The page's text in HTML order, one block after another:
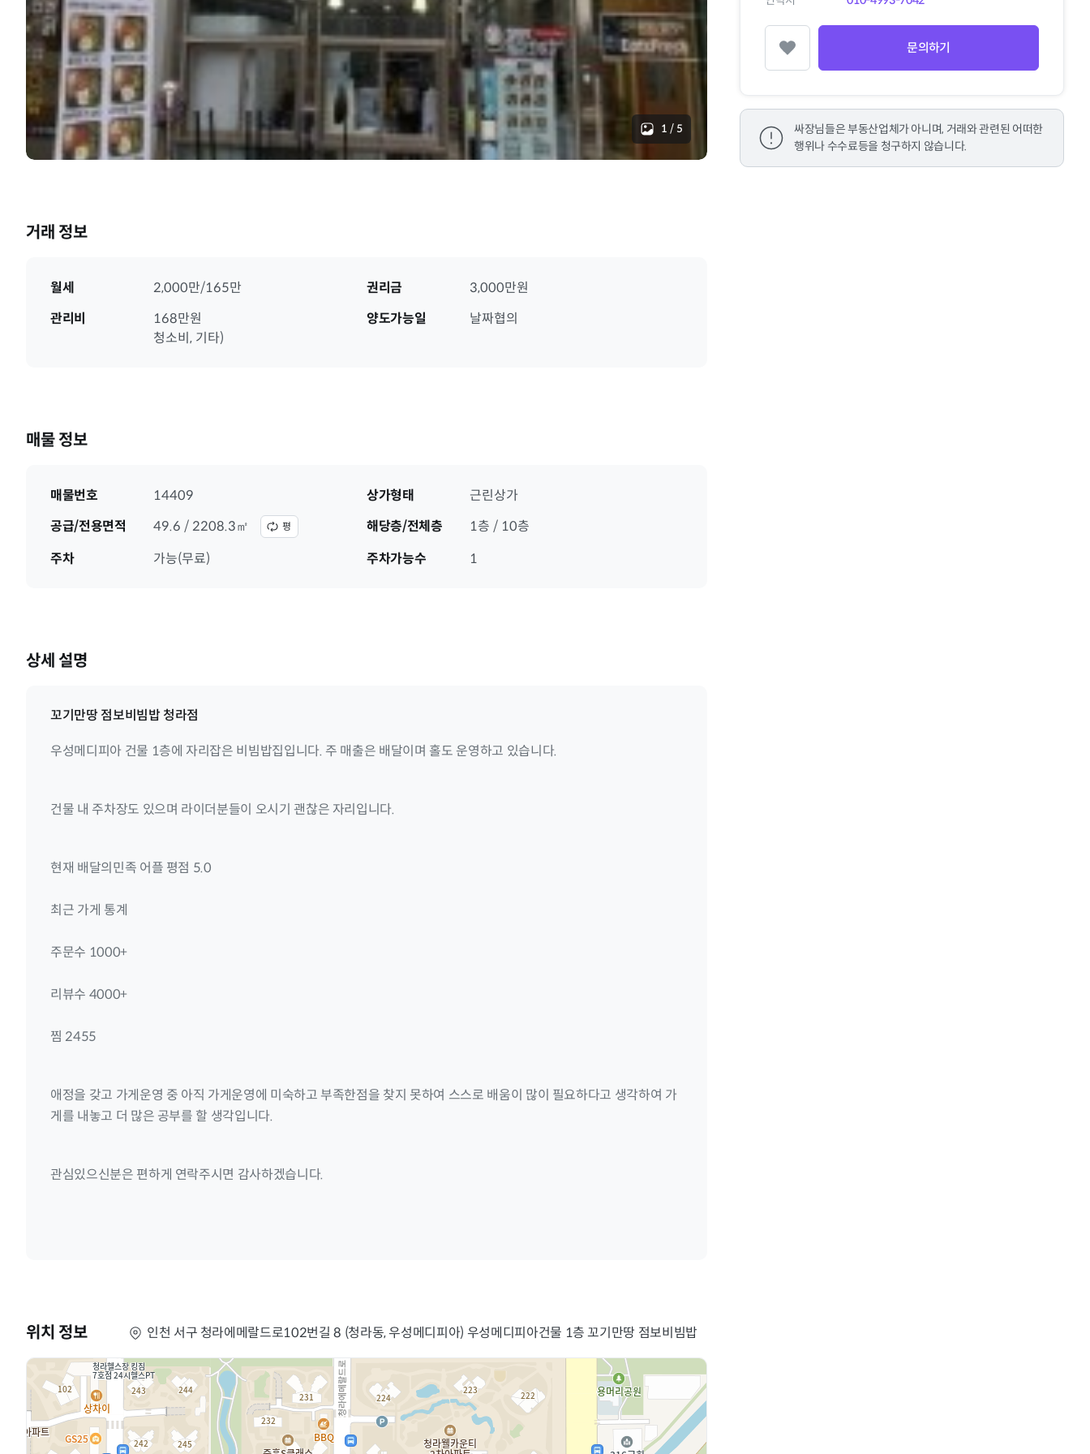
1 / 5
거래 정보
월세 2,000만/165만 권리금
3,000만원
관리비
168만원
청소비, 기타)
양도가능일 날짜협의
매물 정보
매물번호 14409 상가형태
근린상가
공급/전용면적
49.6 / 2208.3㎡ 평 해당층/전체층
1층 / 10층
주차
가능(무료) 주차가능수 1
상세 설명
꼬기만땅 점보비빔밥 청라점
우성메디피아 건물 1층에 자리잡은 비빔밥집입니다. 주 매출은 배달이며 홀도 운영하고 있습니다.
건물 내 주차장도 있으며 라이더분들이 오시기 괜찮은 자리입니다.
현재 배달의민족 어플 평점 5.0
최근 가게 통계
주문수 1000+
리뷰수 4000+
찜 2455
애정을 갖고 가게운영 중 아직 가게운영에 미숙하고 부족한점을 찾지 못하여 스스로 배움이 많이 필요하다고 생각하여 가
게를 내놓고 더 많은 공부를 할 생각입니다.
관심있으신분은 편하게 연락주시면 감사하겠습니다.
위치 정보 인천 서구 청라에메랄드로102번길 8 (청라동, 우성메디피아) 우성메디피아건물 1층 꼬기만땅 점보비빔밥
찜하기 문의하기
싸장님들은 부동산업체가 아니며, 거래와 관련된 어떠한
행위나 수수료등을 청구하지 않습니다.